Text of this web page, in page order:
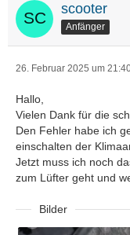
scooter
Anfänger
26. Februar 2025 um
Hallo,
Vielen Dank für die
Den Fehler habe ich
einschalten der
Jetzt muss ich noch
zum Lüfter geht und
Bilder